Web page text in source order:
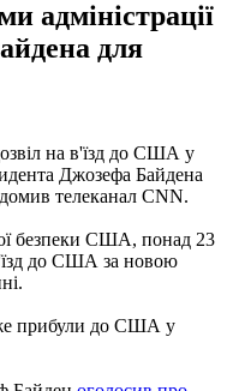
адміністрації
для
на в'їзд до США у
Джозефа Байдена
телеканал CNN.
безпеки США, понад 23
до США за новою
прибули до США у